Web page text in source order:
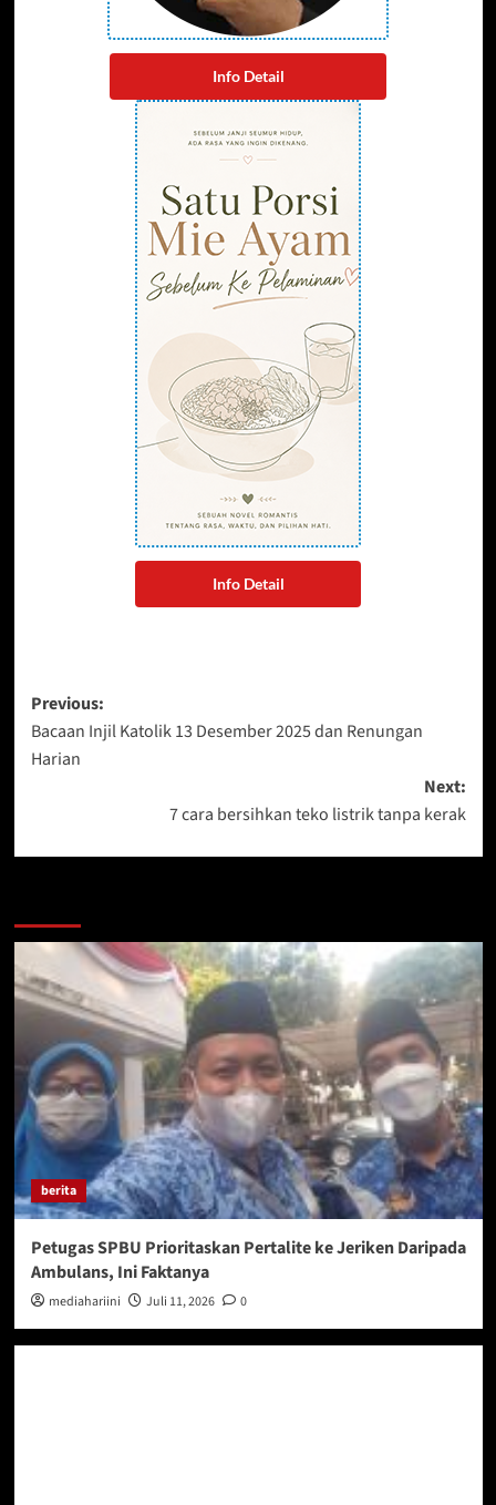
Info Detail
Info Detail
Post
navigation
Previous:
Bacaan Injil Katolik 13 Desember 2025 dan Renungan
Harian
Next:
7 cara bersihkan teko listrik tanpa kerak
berita
Petugas SPBU Prioritaskan Pertalite ke Jeriken Daripada
Ambulans, Ini Faktanya
mediahariini Juli 11, 2026 0